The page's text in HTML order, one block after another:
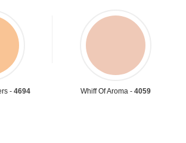
- 4694 Whiff Of Aroma - 4059